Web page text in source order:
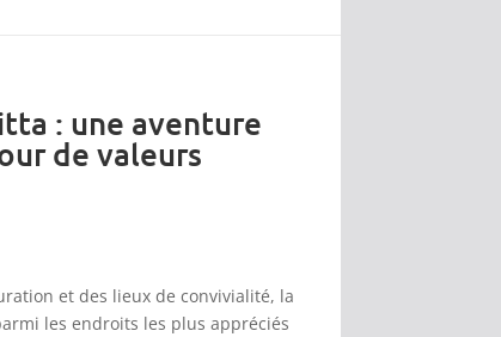
: une aventure
de valeurs
et des lieux de convivialité, la
les endroits les plus appréciés